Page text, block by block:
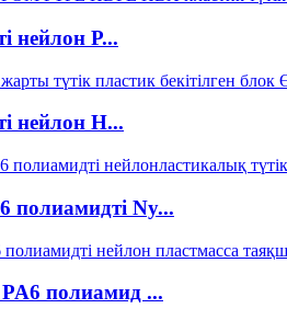
нейлон P...
нейлон H...
полиамидті Ny...
полиамид ...